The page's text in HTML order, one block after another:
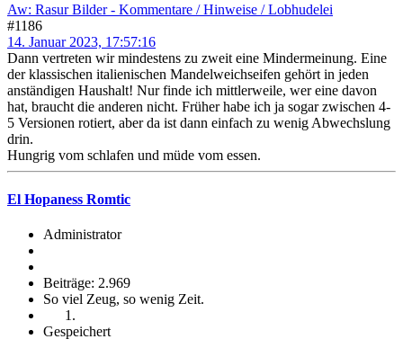
Aw: Rasur Bilder - Kommentare / Hinweise / Lobhudelei
#1186
14. Januar 2023, 17:57:16
Dann vertreten wir mindestens zu zweit eine Mindermeinung. Eine
der klassischen italienischen Mandelweichseifen gehört in jeden
anständigen Haushalt! Nur finde ich mittlerweile, wer eine davon
hat, braucht die anderen nicht. Früher habe ich ja sogar zwischen 4-
5 Versionen rotiert, aber da ist dann einfach zu wenig Abwechslung
drin.
Hungrig vom schlafen und müde vom essen.
El Hopaness Romtic
Administrator
Beiträge: 2.969
So viel Zeug, so wenig Zeit.
Gespeichert